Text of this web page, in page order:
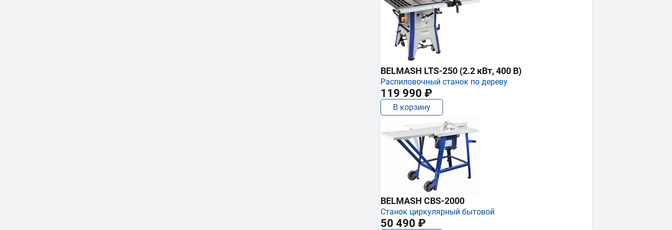
BELMASH LTS-250 (2.2 кВт, 400 В)
Распиловочный станок по дереву
119 990 ₽
В корзину
BELMASH CBS-2000
Станок циркулярный бытовой
50 490 ₽